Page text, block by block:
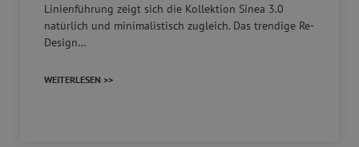
Linienführung zeigt sich die Kollektion Sinea 3.0
natürlich und minimalistisch zugleich. Das trendige Re-
Design…
WEITERLESEN >>